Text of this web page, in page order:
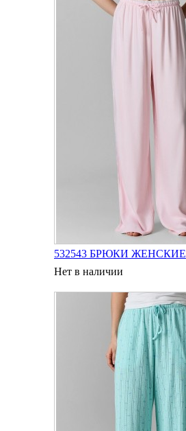
532543 БРЮКИ ЖЕНСКИЕ
Нет в наличии